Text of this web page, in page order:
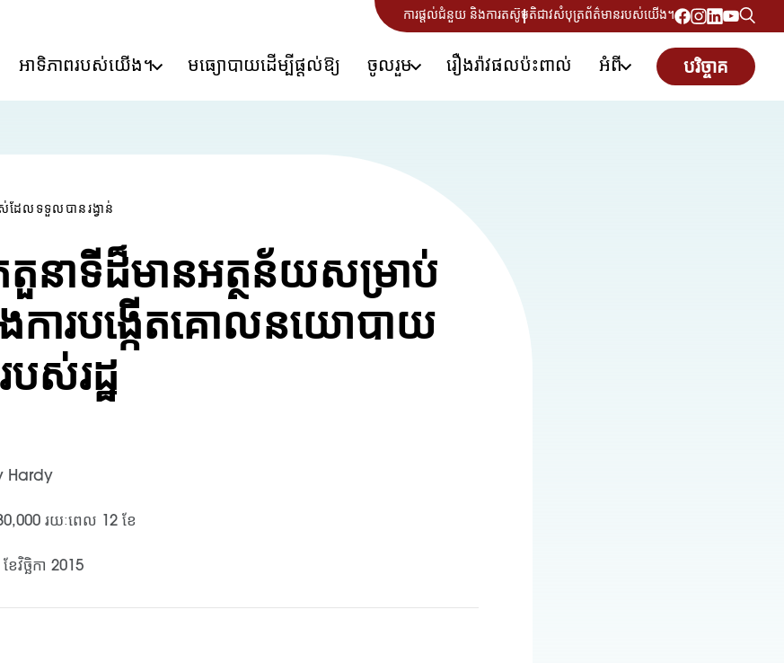
ការផ្តល់ជំនួយ និងការតស៊ូមតិជាវសំបុត្រព័ត៌មានរបស់យើង។
អាទិភាពរបស់យើង។ មធ្យោបាយដើម្បីផ្តល់ឱ្យ ចូលរួម រឿងរ៉ាវផលប៉ះពាល់ អំពី បរិច្ចាគ
លទទួលបានរង្វាន់
តតួនាទីដ៏មានអត្ថន័យសម្រាប់
ងការបង្កើតគោលនយោបាយ
ស់រដ្ឋ
Hardy
រយៈពេល 12 ខែ
ខែវិច្ឆិកា 2015